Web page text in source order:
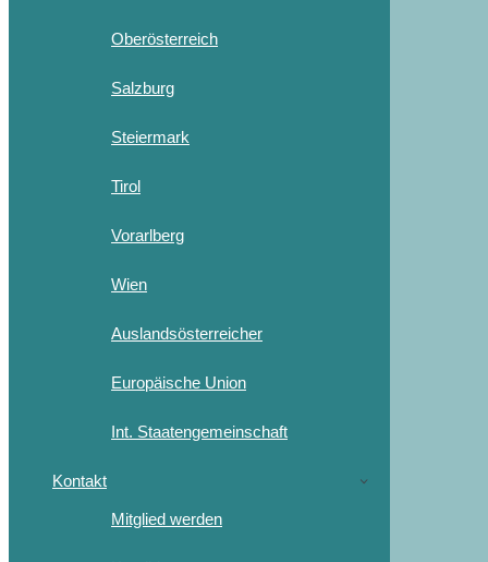
Oberösterreich
Salzburg
Steiermark
Tirol
Vorarlberg
Wien
Auslandsösterreicher
Europäische Union
Int. Staatengemeinschaft
Kontakt
Mitglied werden